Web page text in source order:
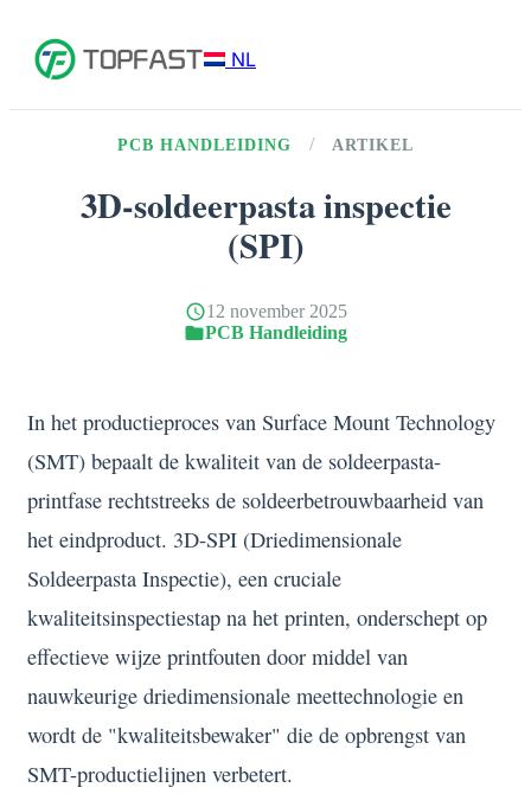
NL
PCB HANDLEIDING / ARTIKEL
3D-soldeerpasta inspectie
(SPI)
12 november 2025
PCB Handleiding
In het productieproces van Surface Mount Technology
(SMT) bepaalt de kwaliteit van de soldeerpasta-
printfase rechtstreeks de soldeerbetrouwbaarheid van
het eindproduct. 3D-SPI (Driedimensionale
Soldeerpasta Inspectie), een cruciale
kwaliteitsinspectiestap na het printen, onderschept op
effectieve wijze printfouten door middel van
nauwkeurige driedimensionale meettechnologie en
wordt de "kwaliteitsbewaker" die de opbrengst van
SMT-productielijnen verbetert.